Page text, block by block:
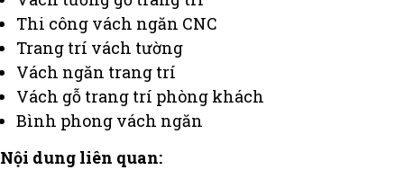
Thi công vách ngăn CNC
Trang trí vách tường
Vách ngăn trang trí
Vách gỗ trang trí phòng khách
Bình phong vách ngăn
Nội dung liên quan: